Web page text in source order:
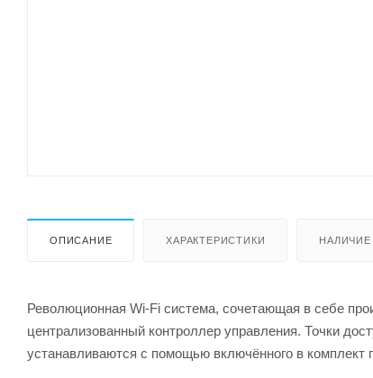
ОПИСАНИЕ ХАРАКТЕРИСТИКИ НАЛИЧИЕ
Революционная Wi-Fi система, сочетающая в себе
централизованный контроллер управления. Точки
устанавливаются с помощью включённого в комплект